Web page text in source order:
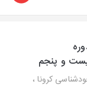
و پنجم
کرونا ،